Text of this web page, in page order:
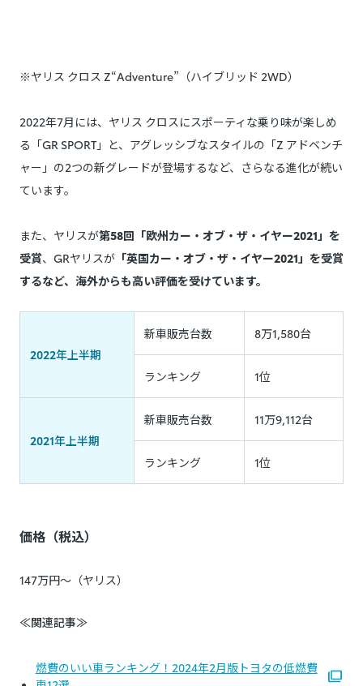
※ヤリス クロス Z“Adventure”（ハイブリッド 2WD）
2022年7月には、ヤリス クロスにスポーティな乗り味が楽しめ
る「GR SPORT」と、アグレッシブなスタイルの「Z アドベンチ
ャー」の2つの新グレードが登場するなど、さらなる進化が続い
ています。
また、ヤリスが第58回「欧州カー・オブ・ザ・イヤー2021」を
受賞、GRヤリスが 「英国カー・オブ・ザ・イヤー2021」を受賞
するなど、海外からも高い評価を受けています。
2022年上半期
新車販売台数 8万1,580台
ランキング 1位
2021年上半期
新車販売台数 11万9,112台
ランキング 1位
価格（税込）
147万円〜（ヤリス）
≪関連記事≫
燃費のいい車ランキング！2024年2月版トヨタの低燃費